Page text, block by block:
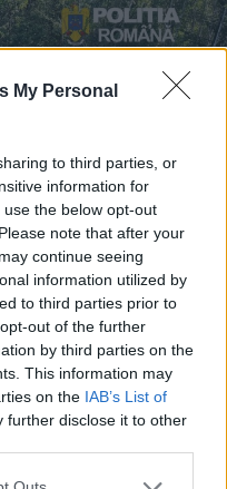
My Personal
to third parties, or
information for
the below opt-out
note that after your
continue seeing
information utilized by
to third parties prior to
out of the further
by third parties on the
This information may
on the IAB’s List of
further disclose it to other
rá egy